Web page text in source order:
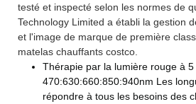
testé et inspecté selon les normes de
Technology Limited a établi la gestion
et l'image de marque de première
matelas chauffants costco.
Thérapie par la lumière rouge à
470:630:660:850:940nm Les
répondre à tous les besoins des